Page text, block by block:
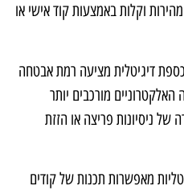
וקלות באמצעות קוד אישי או
דיגיטלית מציעה רמת אבטחה
מורכבים יותר
של ניסיונות פריצה או הזזת
מאפשרות תכנות של קודים